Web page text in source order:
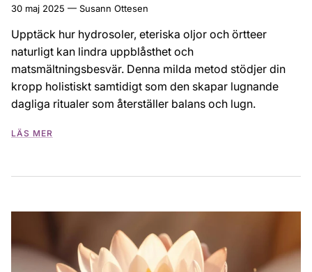
30 maj 2025 — Susann Ottesen
Upptäck hur hydrosoler, eteriska oljor och örtteer
naturligt kan lindra uppblåsthet och
matsmältningsbesvär. Denna milda metod stödjer din
kropp holistiskt samtidigt som den skapar lugnande
dagliga ritualer som återställer balans och lugn.
LÄS MER